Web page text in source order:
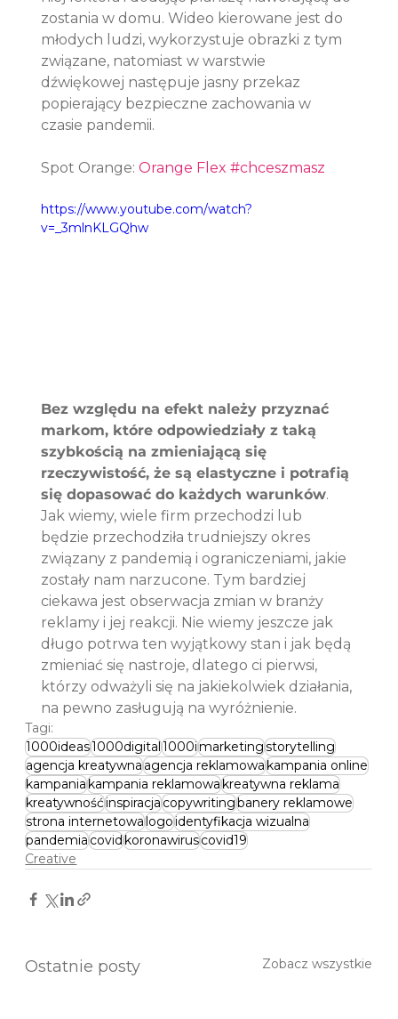
zostania w domu. Wideo kierowane jest do
młodych ludzi, wykorzystuje obrazki z tym
związane, natomiast w warstwie
dźwiękowej następuje jasny przekaz
popierający bezpieczne zachowania w
czasie pandemii.
Spot Orange: Orange Flex #chceszmasz
https://www.youtube.com/watch?
v=_3mlnKLGQhw
Bez względu na efekt należy przyznać
markom, które odpowiedziały z taką
szybkością na zmieniającą się
rzeczywistość, że są elastyczne i potrafią
się dopasować do każdych warunków.
Jak wiemy, wiele firm przechodzi lub
będzie przechodziła trudniejszy okres
związany z pandemią i ograniczeniami, jakie
zostały nam narzucone. Tym bardziej
ciekawa jest obserwacja zmian w branży
reklamy i jej reakcji. Nie wiemy jeszcze jak
długo potrwa ten wyjątkowy stan i jak będą
zmieniać się nastroje, dlatego ci pierwsi,
którzy odważyli się na jakiekolwiek działania,
na pewno zasługują na wyróżnienie.
Tagi:
1000ideas1000digital1000imarketingstorytelling
agencja kreatywnaagencja reklamowakampania online
kampaniakampania reklamowakreatywna reklama
kreatywnośćinspiracjacopywritingbanery reklamowe
strona internetowalogoidentyfikacja wizualna
pandemiacovidkoronawiruscovid19
Creative
Ostatnie posty Zobacz wszystkie